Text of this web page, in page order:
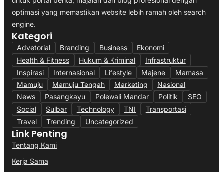
optimasi yang memastikan website lebih ramah oleh search
engine.
Kategori
Advetorial Branding Business
Ekonomi
Health & Fitness
Hukum & Kriminal
Infrastruktur
Inspirasi
Internasional Lifestyle Majene
Mamasa
Mamuju
Mamuju Tengah Marketing
Nasional
News
Pasangkayu Polewali Mandar Politik
SEO
Social
Sulbar Technology TNI
Transportasi
Travel
Trending Uncategorized
Link Penting
Tentang Kami
Kerja Sama